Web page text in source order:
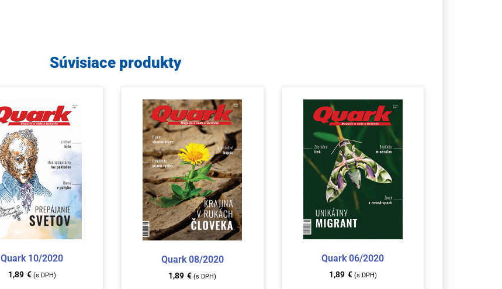
Súvisiace produkty
Quark 10/2020
1,89 € (s DPH)
Quark 08/2020
1,89 € (s DPH)
Quark 06/2020
1,89 € (s DPH)